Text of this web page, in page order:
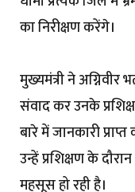
का निरीक्षण करेंगे।
मुख्यमंत्री ने अग्निवीर
संवाद कर उनके
बारे में जानकारी
उन्हें प्रशिक्षण के
महसूस हो रही है।